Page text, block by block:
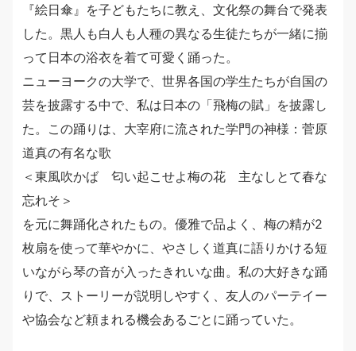
『絵日傘』を子どもたちに教え、文化祭の舞台で発表
した。黒人も白人も人種の異なる生徒たちが一緒に揃
って日本の浴衣を着て可愛く踊った。
ニューヨークの大学で、世界各国の学生たちが自国の
芸を披露する中で、私は日本の「飛梅の賦」を披露し
た。この踊りは、大宰府に流された学門の神様：菅原
道真の有名な歌
＜東風吹かば 匂い起こせよ梅の花 主なしとて春な
忘れそ＞
を元に舞踊化されたもの。優雅で品よく、梅の精が2
枚扇を使って華やかに、やさしく道真に語りかける短
いながら琴の音が入ったきれいな曲。私の大好きな踊
りで、ストーリーが説明しやすく、友人のパーテイー
や協会など頼まれる機会あるごとに踊っていた。